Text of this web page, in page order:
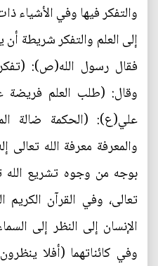
والتفكر فيها وفي الأشياء
إلى العلم والتفكر شريطة
فقال رسول الله(ص):
وقال: (طلب العلم فريضة
علي(ع): (الحكمة ضالة
والمعرفة معرفة الله تعالى
بوجه من وجوه تشريع الله
تعالى، وفي القرآن
الإنسان إلى النظر إلى
وفي كائناتهما (أفلا